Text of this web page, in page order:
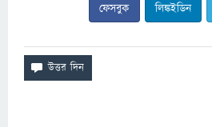
ফেসবুক লিঙ্কইডিন